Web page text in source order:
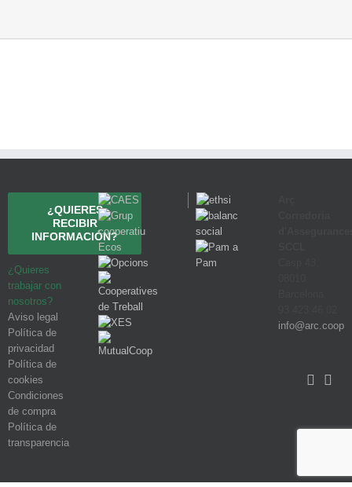
¿QUIERES
RECIBIR
INFORMACIÓN?
¿Quieres
trabajar con
nosotros?
Aviso legal
Política de
privacidad
Política de
cookies
Condiciones
de compra
Política de
transparencia
info@arc.coop